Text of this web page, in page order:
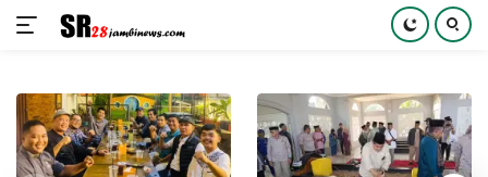
konten